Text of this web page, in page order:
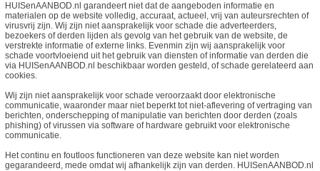
HUISenAANBOD.nl garandeert niet dat de aangeboden informatie en
materialen op de website volledig, accuraat, actueel, vrij van auteursrechten of
virusvrij zijn. Wij zijn niet aansprakelijk voor schade die adverteerders,
bezoekers of derden lijden als gevolg van het gebruik van de website, de
verstrekte informatie of externe links. Evenmin zijn wij aansprakelijk voor
schade voortvloeiend uit het gebruik van diensten of informatie van derden die
via HUISenAANBOD.nl beschikbaar worden gesteld, of schade gerelateerd aan
cookies.
Wij zijn niet aansprakelijk voor schade veroorzaakt door elektronische
communicatie, waaronder maar niet beperkt tot niet-aflevering of vertraging van
berichten, onderschepping of manipulatie van berichten door derden (zoals
phishing) of virussen via software of hardware gebruikt voor elektronische
communicatie.
Het continu en foutloos functioneren van deze website kan niet worden
gegarandeerd, mede omdat wij afhankelijk zijn van derden. HUISenAANBOD.nl